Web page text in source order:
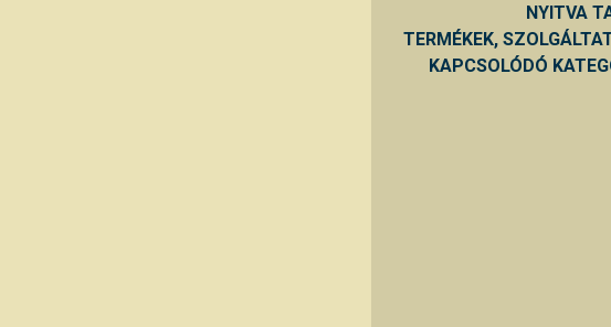
NYITVA
TERMÉKEK,
KAPCSOLÓDÓ